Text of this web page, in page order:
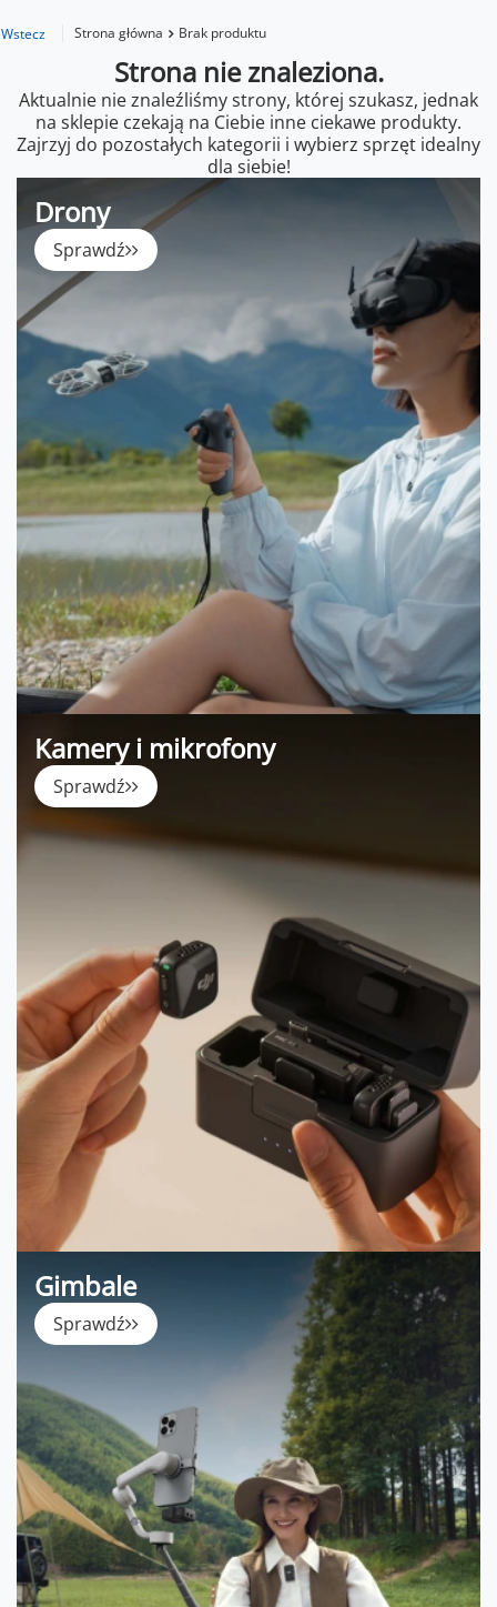
Wstecz Strona główna Brak produktu
Strona nie znaleziona.
Aktualnie nie znaleźliśmy strony, której szukasz, jednak
na sklepie czekają na Ciebie inne ciekawe produkty.
Zajrzyj do pozostałych kategorii i wybierz sprzęt idealny
dla siebie!
Drony
Sprawdź
Kamery i mikrofony
Sprawdź
Gimbale
Sprawdź